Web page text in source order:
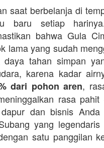
saat berbelanja di
baru setiap
bahwa Gula
lama yang sudah
daya tahan simpan
karena kadar
dari pohon aren,
rasa
dan bisnis Anda
yang
satu panggilan